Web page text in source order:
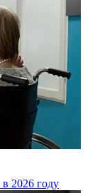
2026 году